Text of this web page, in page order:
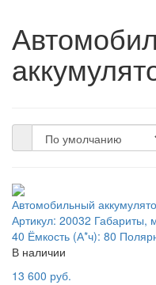
Автомобильный
Артикул: 20032 Габариты,
40 Ёмкость (А*ч): 80
В наличии
13 600 руб.